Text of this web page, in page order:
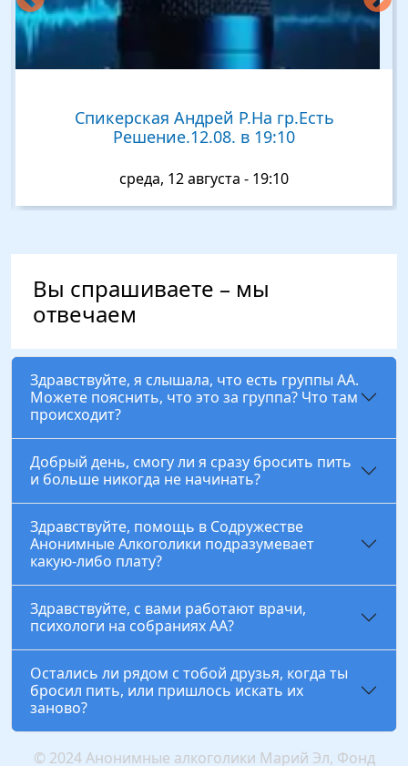
гр.Есть
Цикл спикерских по
"Альтернатива"
четверг, 13 августа -
Вы спрашиваете – мы
отвечаем
Здравствуйте, я слышала, что есть группы АА.
Можете пояснить, что это за группа? Что там
происходит?
Добрый день, смогу ли я сразу бросить пить
и больше никогда не начинать?
Здравствуйте, помощь в Содружестве
Анонимные Алкоголики подразумевает
какую-либо плату?
Здравствуйте, с вами работают врачи,
психологи на собраниях АА?
Остались ли рядом с тобой друзья, когда ты
бросил пить, или пришлось искать их
заново?
© 2024 Анонимные алкоголики Марий Эл, Фонд